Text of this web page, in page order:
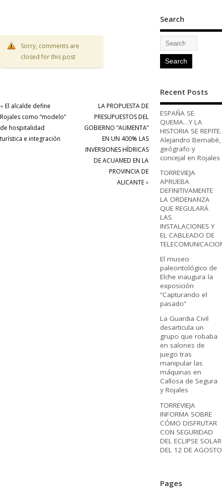
Sorry, comments are
closed for this post
« El alcalde define
Rojales como “modelo”
de hospitalidad
turística e integración
LA PROPUESTA DE
PRESUPUESTOS DEL
GOBIERNO “AUMENTA”
EN UN 400% LAS
INVERSIONES HÍDRICAS
DE ACUAMED EN LA
PROVINCIA DE
ALICANTE»
Search
Recent Posts
ESPAÑA SE
QUEMA…Y LA
HISTORIA SE REPITE.
Alejandro Bernabé,
geógrafo y
concejal en Rojales
TORREVIEJA
APRUEBA
DEFINITIVAMENTE
LA ORDENANZA
QUE REGULARÁ
LAS
INSTALACIONES Y
EL CABLEADO DE
El museo
paleontológico de
Elche inaugura la
exposición
“Capturando el
pasado”
La Guardia Civil
desarticula un
grupo que robaba
en salones de
juego tras
manipular las
máquinas en
Callosa de Segura
y Rojales
TORREVIEJA
INFORMA SOBRE
CÓMO DISFRUTAR
CON SEGURIDAD
DEL ECLIPSE SOLAR
DEL 12 DE AGOSTO
Pages